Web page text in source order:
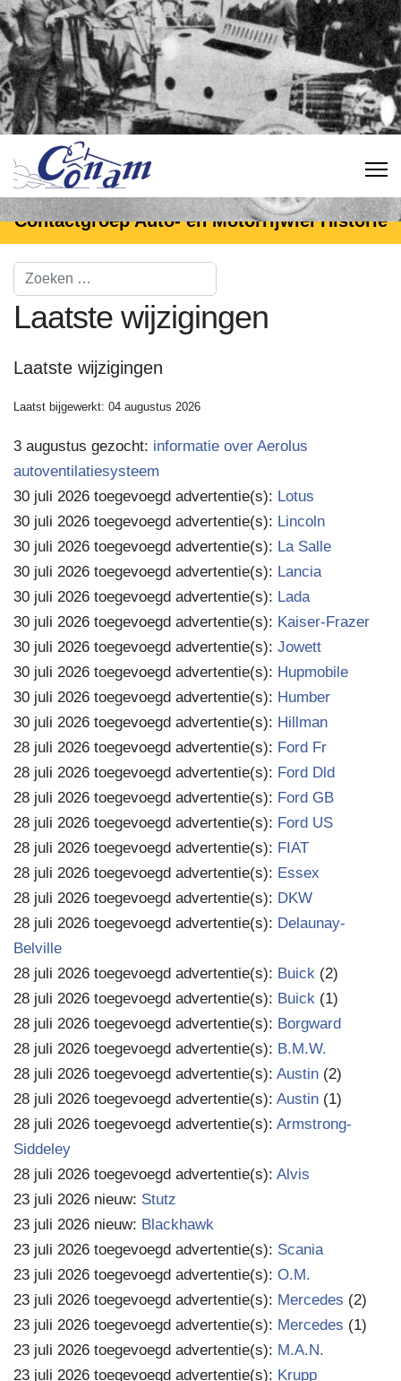
Contactgroep Auto- en Motorrijwiel Historie
Laatste wijzigingen
Laatste wijzigingen
Laatst bijgewerkt: 04 augustus 2026
3 augustus gezocht: informatie over Aerolus
autoventilatiesysteem
30 juli 2026 toegevoegd advertentie(s): Lotus
30 juli 2026 toegevoegd advertentie(s): Lincoln
30 juli 2026 toegevoegd advertentie(s): La Salle
30 juli 2026 toegevoegd advertentie(s): Lancia
30 juli 2026 toegevoegd advertentie(s): Lada
30 juli 2026 toegevoegd advertentie(s): Kaiser-Frazer
30 juli 2026 toegevoegd advertentie(s): Jowett
30 juli 2026 toegevoegd advertentie(s): Hupmobile
30 juli 2026 toegevoegd advertentie(s): Humber
30 juli 2026 toegevoegd advertentie(s): Hillman
28 juli 2026 toegevoegd advertentie(s): Ford Fr
28 juli 2026 toegevoegd advertentie(s): Ford Dld
28 juli 2026 toegevoegd advertentie(s): Ford GB
28 juli 2026 toegevoegd advertentie(s): Ford US
28 juli 2026 toegevoegd advertentie(s): FIAT
28 juli 2026 toegevoegd advertentie(s): Essex
28 juli 2026 toegevoegd advertentie(s): DKW
28 juli 2026 toegevoegd advertentie(s): Delaunay-
Belville
28 juli 2026 toegevoegd advertentie(s): Buick (2)
28 juli 2026 toegevoegd advertentie(s): Buick (1)
28 juli 2026 toegevoegd advertentie(s): Borgward
28 juli 2026 toegevoegd advertentie(s): B.M.W.
28 juli 2026 toegevoegd advertentie(s): Austin (2)
28 juli 2026 toegevoegd advertentie(s): Austin (1)
28 juli 2026 toegevoegd advertentie(s): Armstrong-
Siddeley
28 juli 2026 toegevoegd advertentie(s): Alvis
23 juli 2026 nieuw: Stutz
23 juli 2026 nieuw: Blackhawk
23 juli 2026 toegevoegd advertentie(s): Scania
23 juli 2026 toegevoegd advertentie(s): O.M.
23 juli 2026 toegevoegd advertentie(s): Mercedes (2)
23 juli 2026 toegevoegd advertentie(s): Mercedes (1)
23 juli 2026 toegevoegd advertentie(s): M.A.N.
23 juli 2026 toegevoegd advertentie(s): Krupp